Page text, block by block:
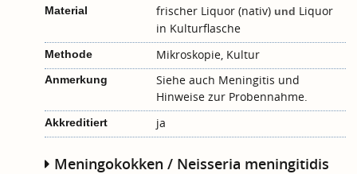
Material frischer Liquor (nativ) und Liquor
in Kulturflasche
Methode Mikroskopie, Kultur
Anmerkung Siehe auch Meningitis und
Hinweise zur Probennahme.
Akkreditiert ja
Meningokokken / Neisseria meningitidis